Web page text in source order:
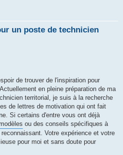
un poste de technicien
de trouver de l'inspiration pour
en pleine préparation de ma
territorial, je suis à la recherche
de lettres de motivation qui ont fait
Si certains d'entre vous ont déjà
modèles ou des conseils spécifiques à
Votre expérience et votre
pour moi et sans doute pour